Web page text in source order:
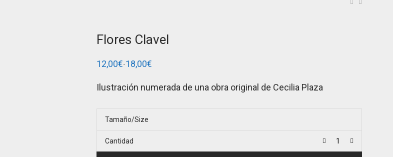
Flores Clavel
12,00€-18,00€
Rango
desde
Ilustración numerada de una obra original de Cecilia Plaza
Tamaño/Size
Cantidad